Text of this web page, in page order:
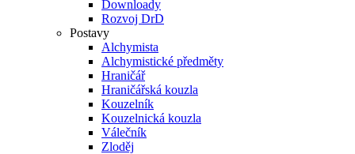
Downloady
Rozvoj DrD
Postavy
Alchymista
Alchymistické předměty
Hraničář
Hraničářská kouzla
Kouzelník
Kouzelnická kouzla
Válečník
Zloděj